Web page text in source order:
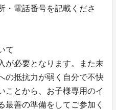
・電話番号を記載くださ
て
が必要となります。また未
の抵抗力が弱く自分で不快
ことから、お子様専用のイ
最善の準備をしてご参加く